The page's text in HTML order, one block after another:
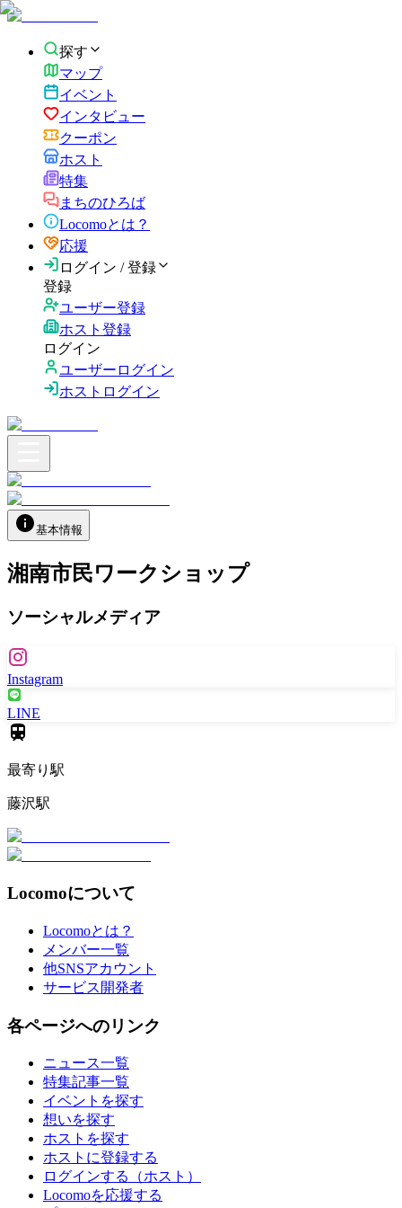
探す
マップ
イベント
インタビュー
クーポン
ホスト
特集
まちのひろば
Locomoとは？
応援
ログイン / 登録
登録
ユーザー登録
ホスト登録
ログイン
ユーザーログイン
ホストログイン
基本情報
湘南市民ワークショップ
ソーシャルメディア
Instagram
LINE
最寄り駅
藤沢駅
Locomoについて
Locomoとは？
メンバー一覧
他SNSアカウント
サービス開発者
各ページへのリンク
ニュース一覧
特集記事一覧
イベントを探す
想いを探す
ホストを探す
ホストに登録する
ログインする（ホスト）
Locomoを応援する